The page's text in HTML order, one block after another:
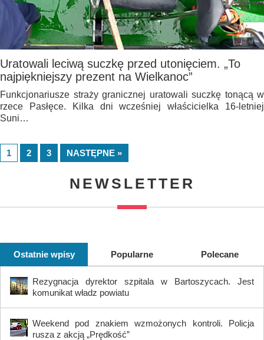
Uratowali leciwą suczkę przed utonięciem. „To
najpiękniejszy prezent na Wielkanoc”
Funkcjonariusze straży granicznej uratowali suczkę tonącą w
rzece Pasłęce. Kilka dni wcześniej właścicielka 16-letniej
Suni…
1 2 3 NASTĘPNE »
NEWSLETTER
Ostatnie wpisy Popularne Polecane
Rezygnacja dyrektor szpitala w Bartoszycach. Jest
komunikat władz powiatu
Weekend pod znakiem wzmożonych kontroli. Policja
rusza z akcją „Prędkość”